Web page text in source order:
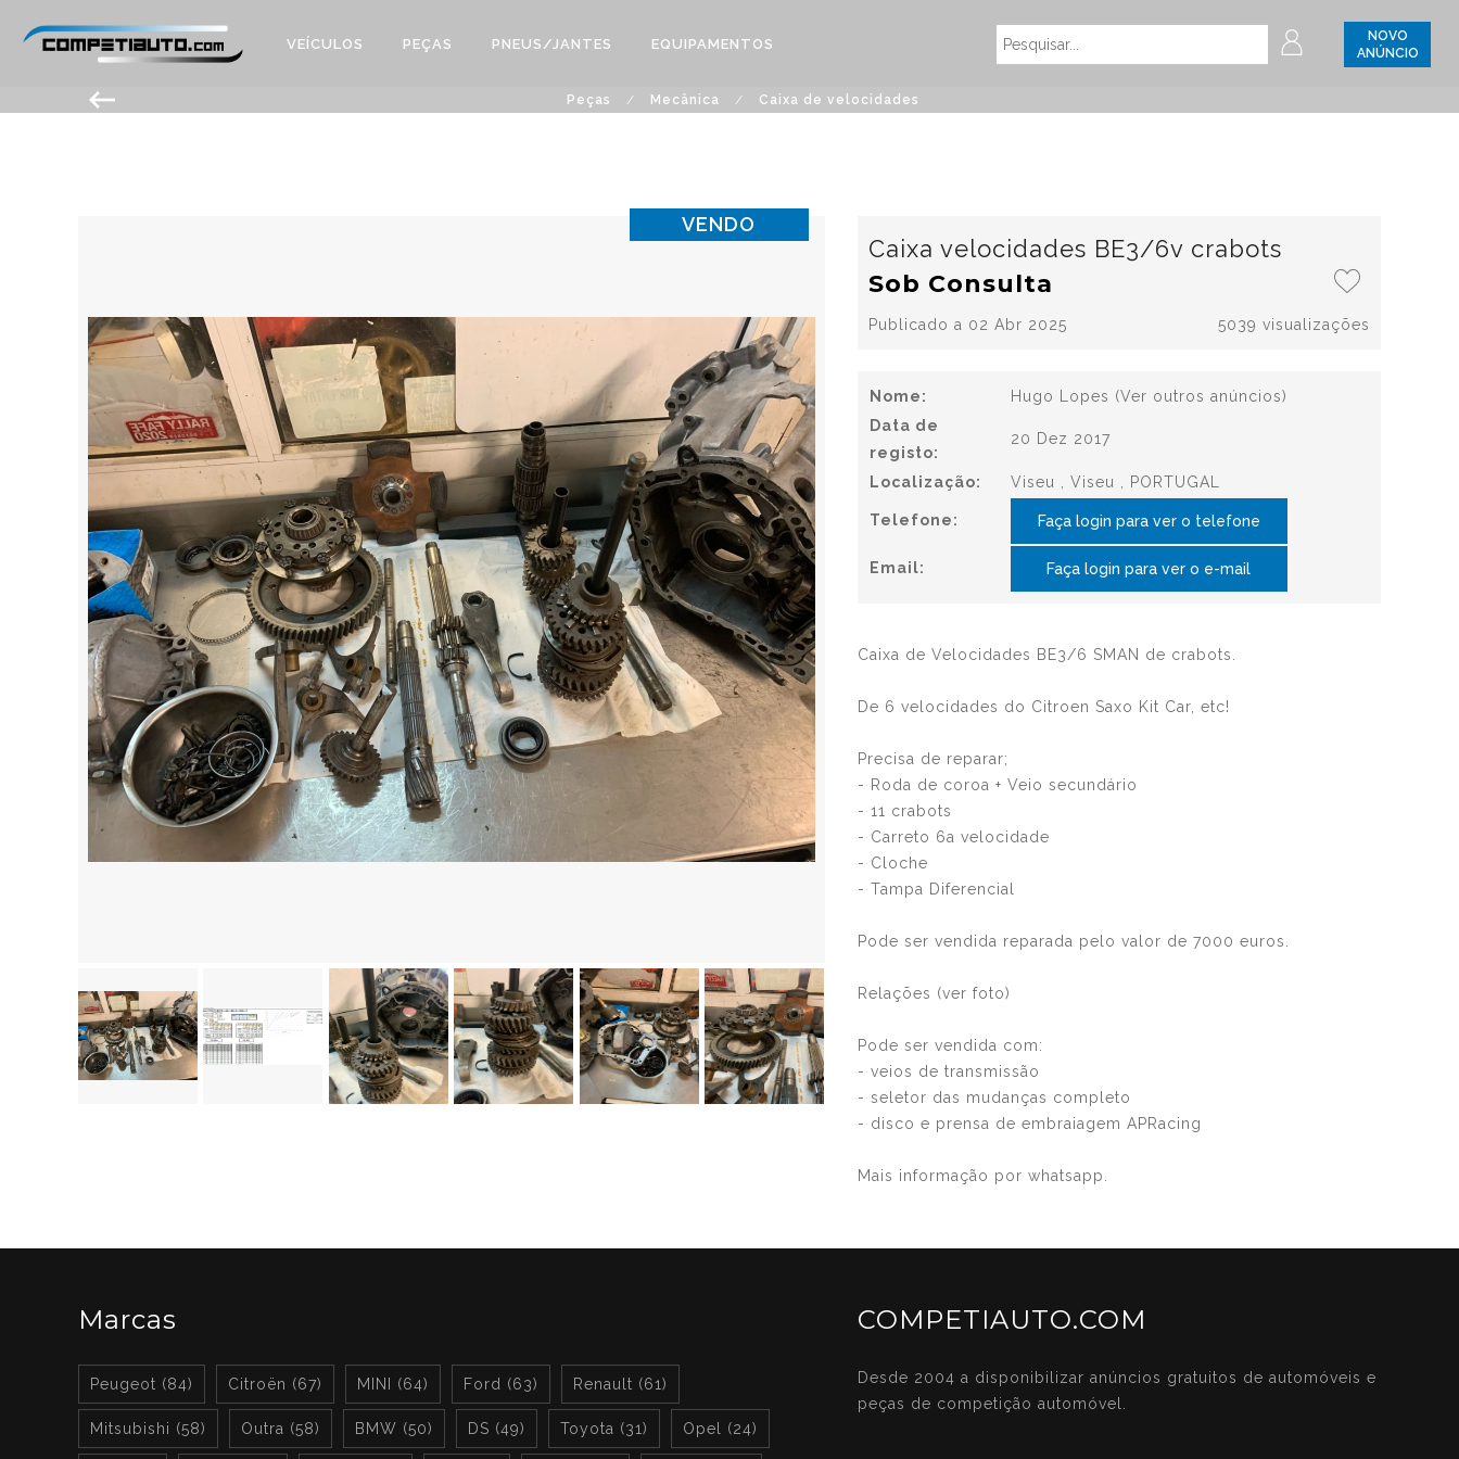
NOVO
ANÚNCIO
VEÍCULOS PEÇAS PNEUS/JANTES EQUIPAMENTOS
Peças / Mecânica / Caixa de velocidades
VENDO
Caixa velocidades BE3/6v crabots
Sob Consulta
Publicado a 02 Abr 2025 5039 visualizações
Nome: Hugo Lopes (Ver outros anúncios)
Data de
registo:
20 Dez 2017
Localização: Viseu , Viseu , PORTUGAL
Telefone: Faça login para ver o telefone
Email: Faça login para ver o e-mail
Caixa de Velocidades BE3/6 SMAN de crabots.
De 6 velocidades do Citroen Saxo Kit Car, etc!
Precisa de reparar;
- Roda de coroa + Veio secundário
- 11 crabots
- Carreto 6a velocidade
- Cloche
- Tampa Diferencial
Pode ser vendida reparada pelo valor de 7000 euros.
Relações (ver foto)
Pode ser vendida com:
- veios de transmissão
- seletor das mudanças completo
- disco e prensa de embraiagem APRacing
Mais informação por whatsapp.
Marcas
Peugeot (84) Citroën (67) MINI (64) Ford (63) Renault (61)
Mitsubishi (58) Outra (58) BMW (50) DS (49) Toyota (31) Opel (24)
COMPETIAUTO.COM
Desde 2004 a disponibilizar anúncios gratuitos de automóveis e
peças de competição automóvel.